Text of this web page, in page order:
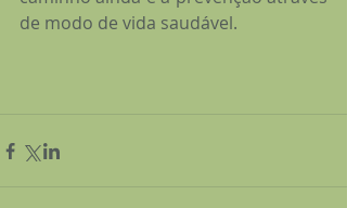
de modo de vida saudável.